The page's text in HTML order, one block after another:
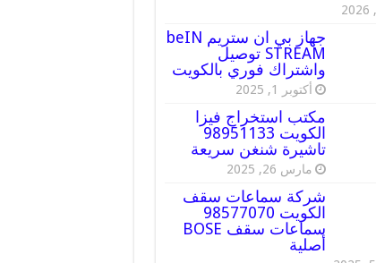
جهاز بي ان ستريم beIN
STREAM توصيل
واشتراك فوري بالكويت
أكتوبر 1, 2025
مكتب استخراج فيزا
الكويت 98951133
تاشيرة شنغن سريعة
مارس 26, 2025
شركة سماعات سقف
الكويت 98577070
سماعات سقف BOSE
أصلية